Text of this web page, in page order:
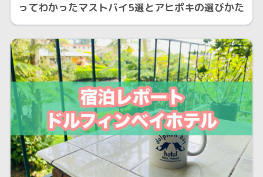
ってわかったマストバイ5選とアヒポキの選びかた